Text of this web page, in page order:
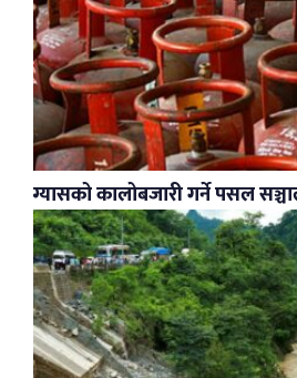
ग्यासको कालोबजारी गर्ने पसल